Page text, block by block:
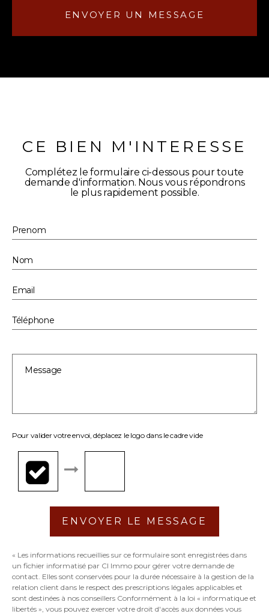
ENVOYER UN MESSAGE
CE BIEN M'INTERESSE
Complétez le formulaire ci-dessous pour toute
demande d'information. Nous vous répondrons
le plus rapidement possible.
Pour valider votre envoi, déplacez le logo dans le cadre vide
ENVOYER LE MESSAGE
« Les informations recueillies sur ce formulaire sont enregistrées dans
un fichier informatisé par CI Immo pour gérer votre demande de
contact. Elles sont conservées pour la durée nécessaire à la gestion de la
relation client dans le respect des prescriptions légales applicables et
sont destinées à nos conseillers Conformément à la loi « informatique et
libertés », vous pouvez exercer votre droit d'accès aux données vous